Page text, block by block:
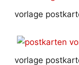
vorlage
vorlage